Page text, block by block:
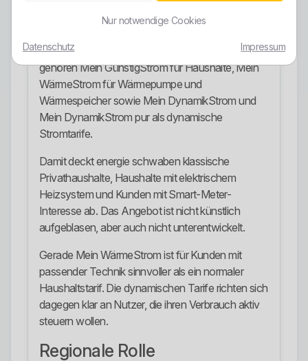
Stromangebote
Zu den klar erkennbaren Stromangeboten
gehören Mein GünstigStrom für Haushalte, Mein
WärmeStrom für Wärmepumpe und
Wärmespeicher sowie Mein DynamikStrom und
Mein DynamikStrom pur als dynamische
Stromtarife.
Damit deckt energie schwaben klassische
Privathaushalte, Haushalte mit elektrischem
Heizsystem und Kunden mit Smart-Meter-
Interesse ab. Das Angebot ist nicht künstlich
aufgeblasen, aber auch nicht unterentwickelt.
Gerade Mein WärmeStrom ist für Kunden mit
passender Technik sinnvoller als ein normaler
Haushaltstarif. Die dynamischen Tarife richten sich
dagegen klar an Nutzer, die ihren Verbrauch aktiv
steuern wollen.
Regionale Rolle
Nur notwendige Cookies
Datenschutz Impressum